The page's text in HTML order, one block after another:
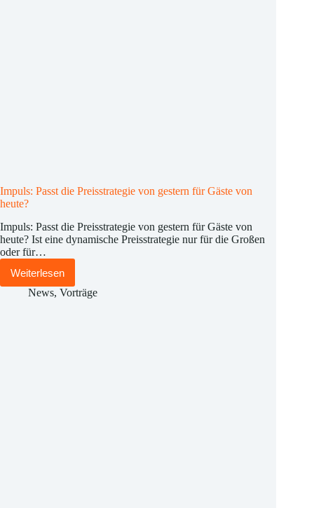
Impuls: Passt die Preisstrategie von gestern für Gäste von
heute?
Impuls: Passt die Preisstrategie von gestern für Gäste von
heute? Ist eine dynamische Preisstrategie nur für die Großen
oder für…
Weiterlesen
Impuls:
Passt
News, Vorträge